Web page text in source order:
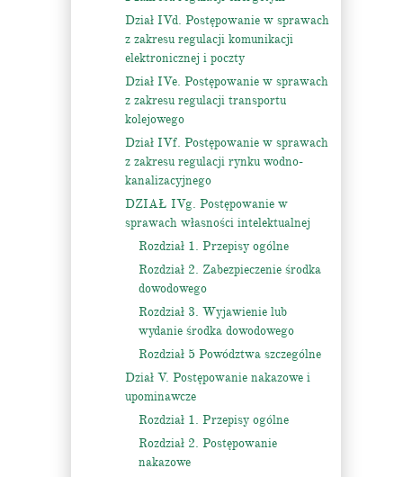
Dział IVd. Postępowanie w sprawach
z zakresu regulacji komunikacji
elektronicznej i poczty
Dział IVe. Postępowanie w sprawach
z zakresu regulacji transportu
kolejowego
Dział IVf. Postępowanie w sprawach
z zakresu regulacji rynku wodno-
kanalizacyjnego
DZIAŁ IVg. Postępowanie w
sprawach własności intelektualnej
Rozdział 1. Przepisy ogólne
Rozdział 2. Zabezpieczenie środka
dowodowego
Rozdział 3. Wyjawienie lub
wydanie środka dowodowego
Rozdział 5 Powództwa szczególne
Dział V. Postępowanie nakazowe i
upominawcze
Rozdział 1. Przepisy ogólne
Rozdział 2. Postępowanie
nakazowe